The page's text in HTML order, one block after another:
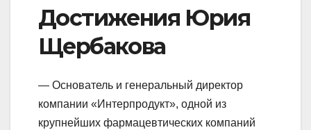
Достижения Юрия
Щербакова
— Основатель и генеральный директор
компании «Интерпродукт», одной из
крупнейших фармацевтических компаний